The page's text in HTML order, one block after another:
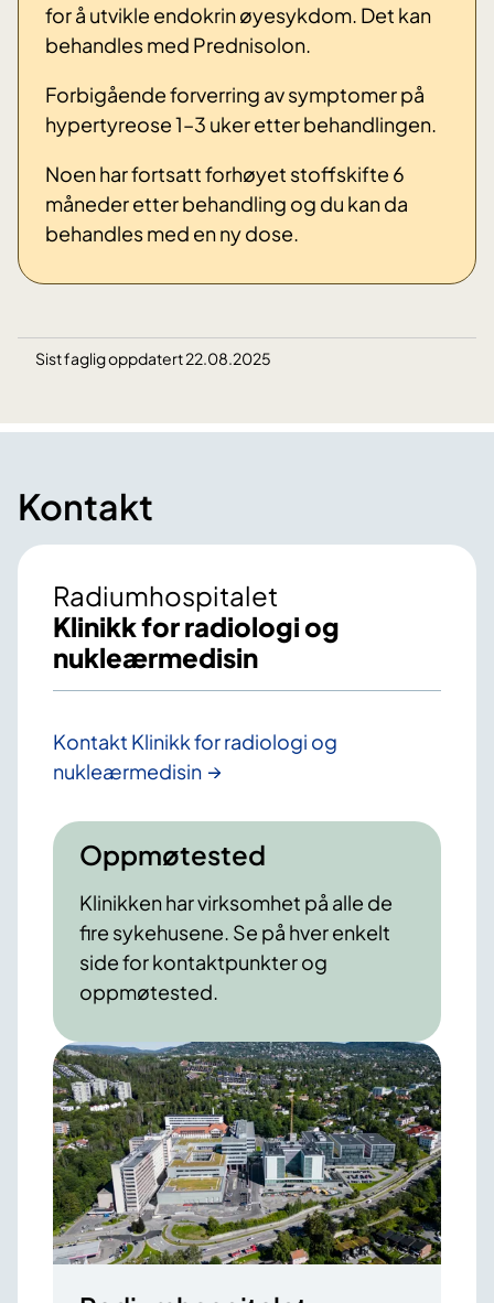
for å utvikle endokrin øyesykdom. Det kan
behandles med Prednisolon.
Forbigående forverring av symptomer på
hypertyreose 1–3 uker etter behandlingen.
Noen har fortsatt forhøyet stoffskifte 6
måneder etter behandling og du kan da
behandles med en ny dose.
Sist faglig oppdatert 22.08.2025
Kontakt
Radiumhospitalet
Klinikk for radiologi og
nukleærmedisin
Kontakt Klinikk for radiologi og
nukleærmedisin
Oppmøtested
Klinikken har virksomhet på alle de
fire sykehusene. Se på hver enkelt
side for kontaktpunkter og
oppmøtested.